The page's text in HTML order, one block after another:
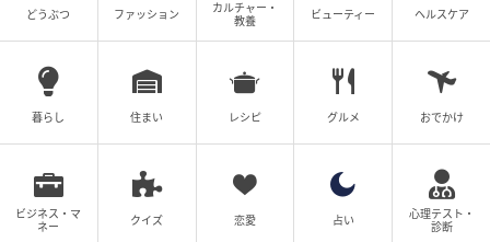
どうぶつ ファッション
カルチャー・
教養
ビューティー ヘルスケア
暮らし 住まい レシピ グルメ おでかけ
ビジネス・マ
ネー
クイズ 恋愛 占い
心理テスト・
診断